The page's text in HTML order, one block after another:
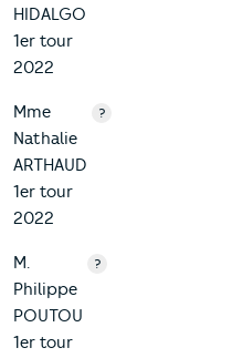
HIDALGO
1er tour
2022
Mme
Nathalie
ARTHAUD
1er tour
2022
?
M.
Philippe
POUTOU
1er tour
?